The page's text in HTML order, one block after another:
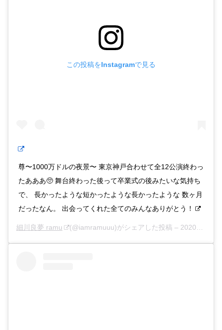
この投稿をInstagramで見る
尊〜1000万ドルの夜景〜 東京神戸合わせて全12公演終わっ
たあああ🥺 舞台終わった後って卒業式の後みたいな気持ち
で、 長かったような短かったような長かったような 数ヶ月
だったなん。 出会ってくれた全てのみんなありがとう！
細川良夢 ramu (@iamramuuu)がシェアした投稿 – 2020年 3月月9日午後7時21分PDT